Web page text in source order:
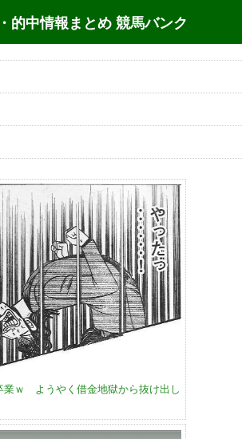
的中情報まとめ 競馬バンク
業ｗ ようやく借金地獄から抜け出し